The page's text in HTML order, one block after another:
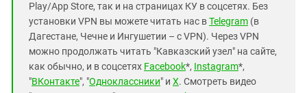
Play/App Store, так и на страницах КУ в соцсетях. Без
установки VPN вы можете читать нас вTelegram (в
Дагестане, Чечне и Ингушетии – с VPN). Через VPN
можно продолжать читать "Кавказский узел" на сайте,
как обычно, и в соцсетях Facebook*, Instagram*,
"ВКонтакте", "Одноклассники" и X. Смотреть видео